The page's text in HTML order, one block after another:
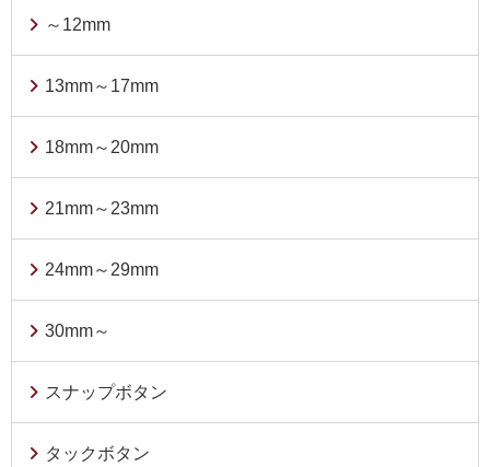
～12mm
13mm～17mm
18mm～20mm
21mm～23mm
24mm～29mm
30mm～
スナップボタン
タックボタン